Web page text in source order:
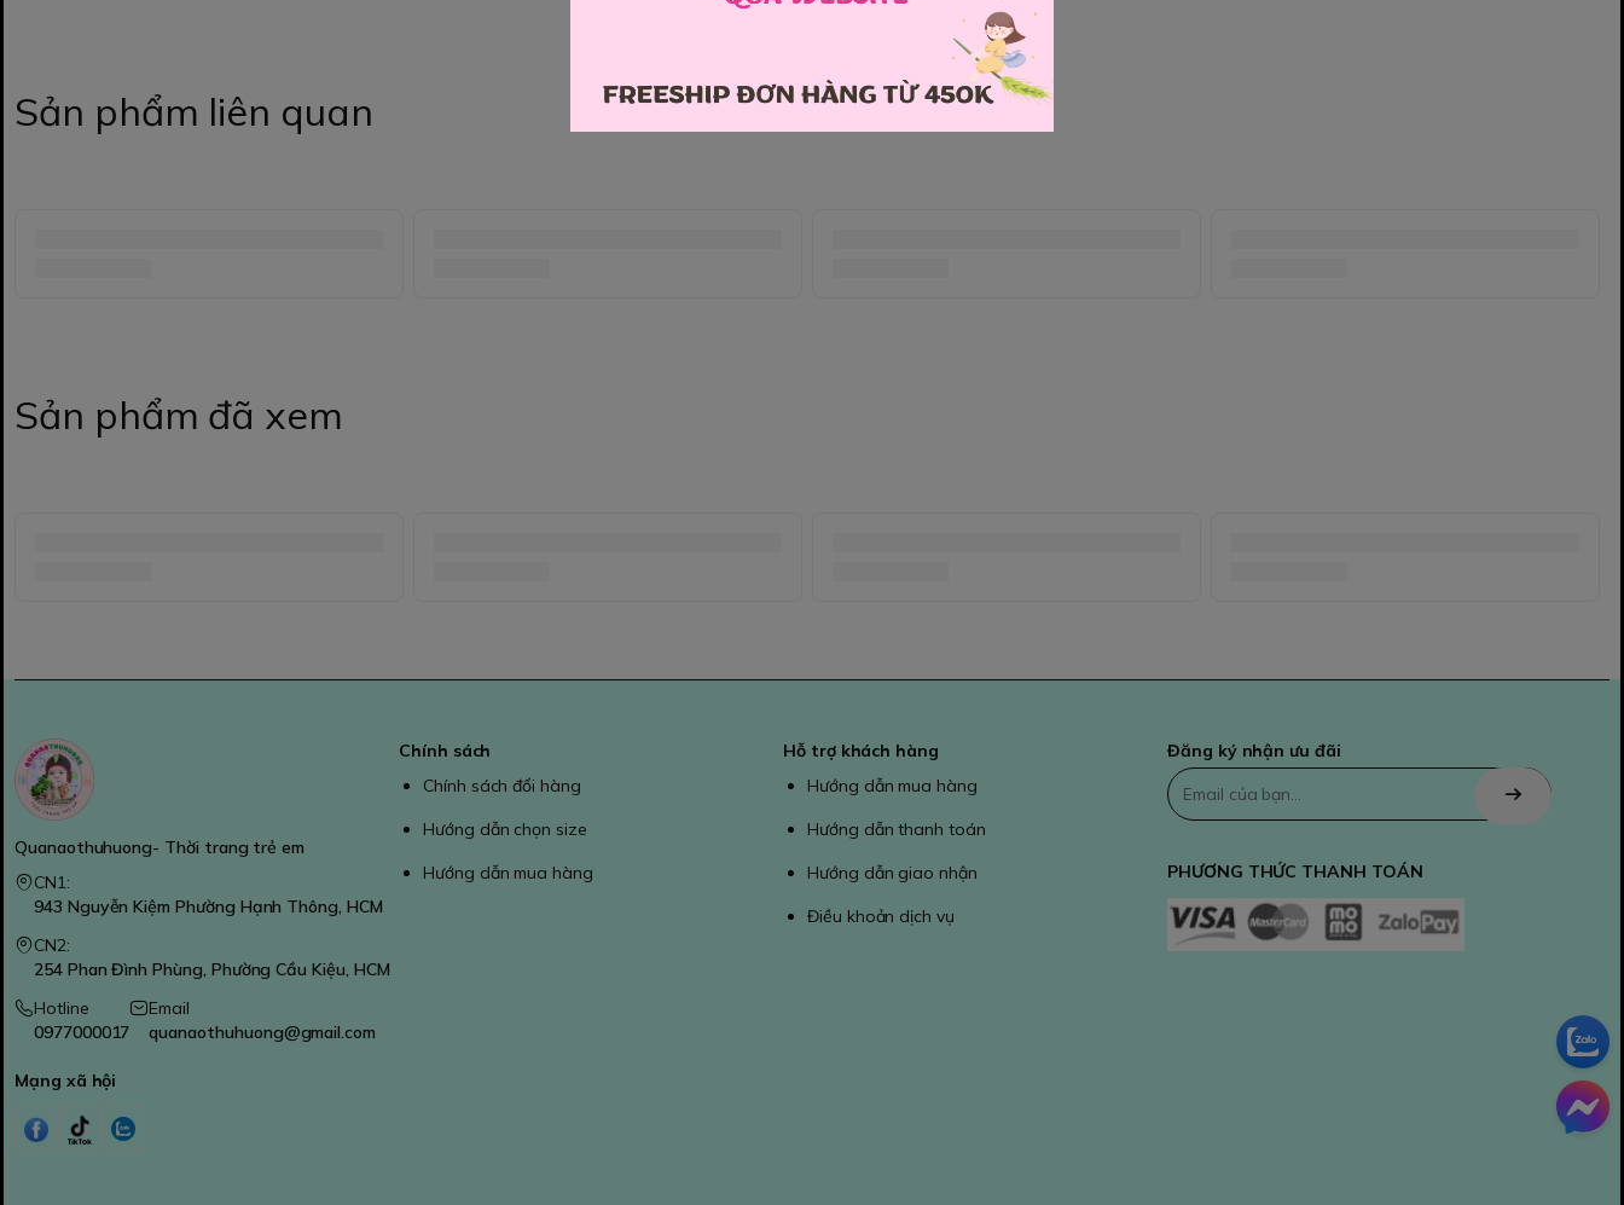
Sản phẩm liên quan
Sản phẩm đã xem
Quanaothuhuong- Thời trang trẻ em
CN1:
943 Nguyễn Kiệm Phường Hạnh Thông, HCM
CN2:
254 Phan Đình Phùng, Phường Cầu Kiệu, HCM
Hotline
0977000017
Email
quanaothuhuong@gmail.com
Mạng xã hội
Chính sách
Chính sách đổi hàng
Hướng dẫn chọn size
Hướng dẫn mua hàng
Hỗ trợ khách hàng
Hướng dẫn mua hàng
Hướng dẫn thanh toán
Hướng dẫn giao nhận
Điều khoản dịch vụ
Đăng ký nhận ưu đãi
PHƯƠNG THỨC THANH TOÁN